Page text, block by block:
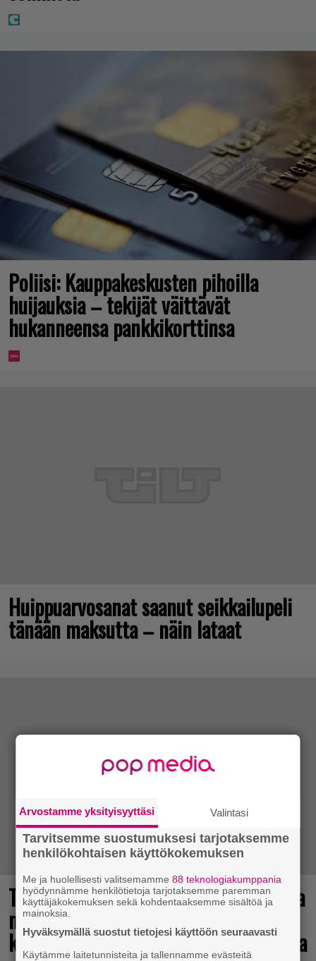
Poliisi: Kauppakeskusten pihoilla
huijauksia – tekijät väittävät
hukanneensa pankkikorttinsa
Huippuarvosanat saanut seikkailupeli
tänään maksutta – näin lataat
Tulevasta Resident Evil -uusioversiosta
näyttäisi tulevan menestys – jo yli
kahden miljoonan pelaajan toivelistalla
Arvostamme yksityisyyttäsi Valintasi
Tarvitsemme suostumuksesi tarjotaksemme
henkilökohtaisen käyttökokemuksen
Me ja huolellisesti valitsemamme88 teknologiakumppania
hyödynnämme henkilötietoja tarjotaksemme paremman
käyttäjäkokemuksen sekä kohdentaaksemme sisältöä ja
mainoksia.
Hyväksymällä suostut tietojesi käyttöön seuraavasti
Käytämme laitetunnisteita ja tallennamme evästeitä